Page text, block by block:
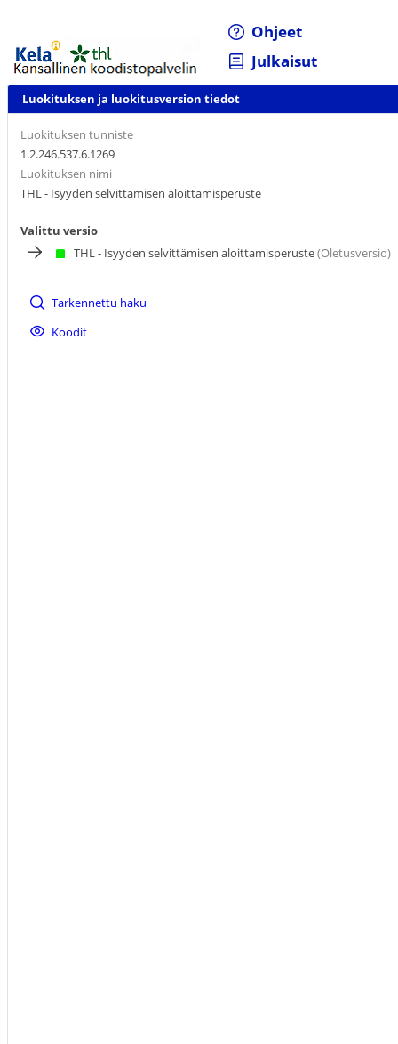
Ohjeet
Julkaisut
Luokituksen ja luokitusversion tiedot
Luokituksen tunniste
1.2.246.537.6.1269
Luokituksen nimi
THL - Isyyden selvittämisen aloittamisperuste
Valittu versio
THL - Isyyden selvittämisen aloittamisperuste(Oletusversio)
Tarkennettu haku
Koodit